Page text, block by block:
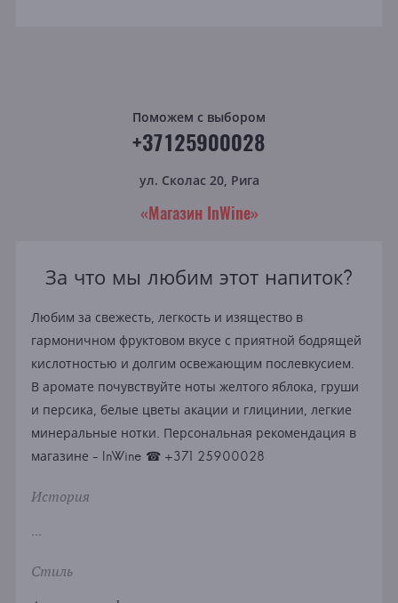
Поможем с выбором
+37125900028
ул. Сколас 20, Рига
«Магазин InWine»
За что мы любим этот напиток?
Любим за свежесть, легкость и изящество в
гармоничном фруктовом вкусе с приятной бодрящей
кислотностью и долгим освежающим послевкусием.
В аромате почувствуйте ноты желтого яблока, груши
и персика, белые цветы акации и глицинии, легкие
минеральные нотки. Персональная рекомендация в
магазине - InWine ☎ +371 25900028
История
...
Стиль